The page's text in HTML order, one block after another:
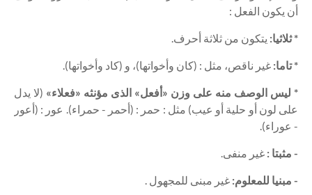
أن يكون الفعل :
* ثلاثيا: يتكون من ثلاثة أحرف.
* تاما: غير ناقص، مثل : (كان وأخواتها)، و (كاد وأخواتها).
* ليس الوصف منه على وزن «أفعل» الذى مؤنثه «فعلاء» (لا يدل
على لون أو حلية أو عيب) مثل : حمر : (أحمر - حمراء). عور : (أعور
- عوراء).
- مثبتا : غير منفى.
- مبنيا للمعلوم: غير مبنى للمجهول .